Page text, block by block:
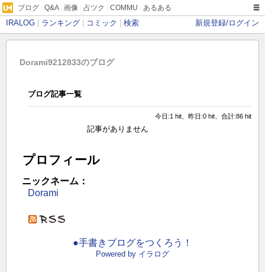
ブログ Q&A| 画像 占ツク COMMU あるある
IRALOG ランキング コミック 検索 新規登録/ログイン
Dorami9212833のブログ
ブログ記事一覧
今日:1 hit、昨日:0 hit、合計:86 hit
記事がありません
プロフィール
ニックネーム：
Dorami
●手書きブログをつくろう！
Powered by イラログ